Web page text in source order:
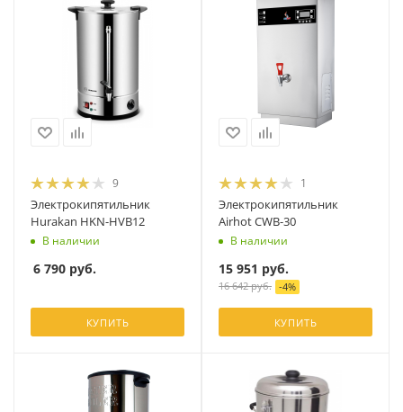
9
Электрокипятильник
Hurakan HKN-HVB12
В наличии
6 790 руб.
КУПИТЬ
1
Электрокипятильник
Airhot CWB-30
В наличии
15 951 руб.
16 642руб. -4%
КУПИТЬ